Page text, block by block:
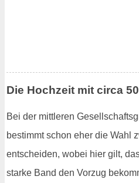
Die Hochzeit mit circa
Bei der mittleren
bestimmt schon eher die Wahl
entscheiden, wobei hier gilt,
starke Band den Vorzug